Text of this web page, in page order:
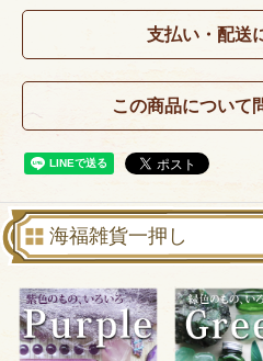
支払い・配送
この商品について
海福雑貨一押し